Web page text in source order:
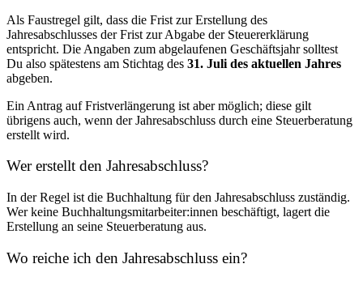
Als Faustregel gilt, dass die Frist zur Erstellung des
Jahresabschlusses der Frist zur Abgabe der Steuererklärung
entspricht. Die Angaben zum abgelaufenen Geschäftsjahr solltest
Du also spätestens am Stichtag des 31. Juli des aktuellen Jahres
abgeben.
Ein Antrag auf Fristverlängerung ist aber möglich; diese gilt
übrigens auch, wenn der Jahresabschluss durch eine Steuerberatung
erstellt wird.
Wer erstellt den Jahresabschluss?
In der Regel ist die Buchhaltung für den Jahresabschluss zuständig.
Wer keine Buchhaltungsmitarbeiter:innen beschäftigt, lagert die
Erstellung an seine Steuerberatung aus.
Wo reiche ich den Jahresabschluss ein?